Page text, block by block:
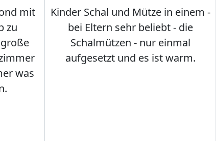
mit
zu
was
Kinder Schal und Mütze in einem -
bei Eltern sehr beliebt - die
Schalmützen - nur einmal
aufgesetzt und es ist warm.